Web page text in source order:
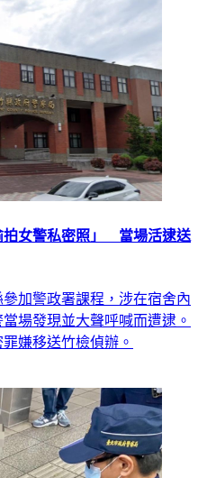
拍女警私密照」 當場活逮送
加警政署課程，涉在宿舍內
場發現並大聲呼喊而遭逮。
嫌移送竹檢偵辦。